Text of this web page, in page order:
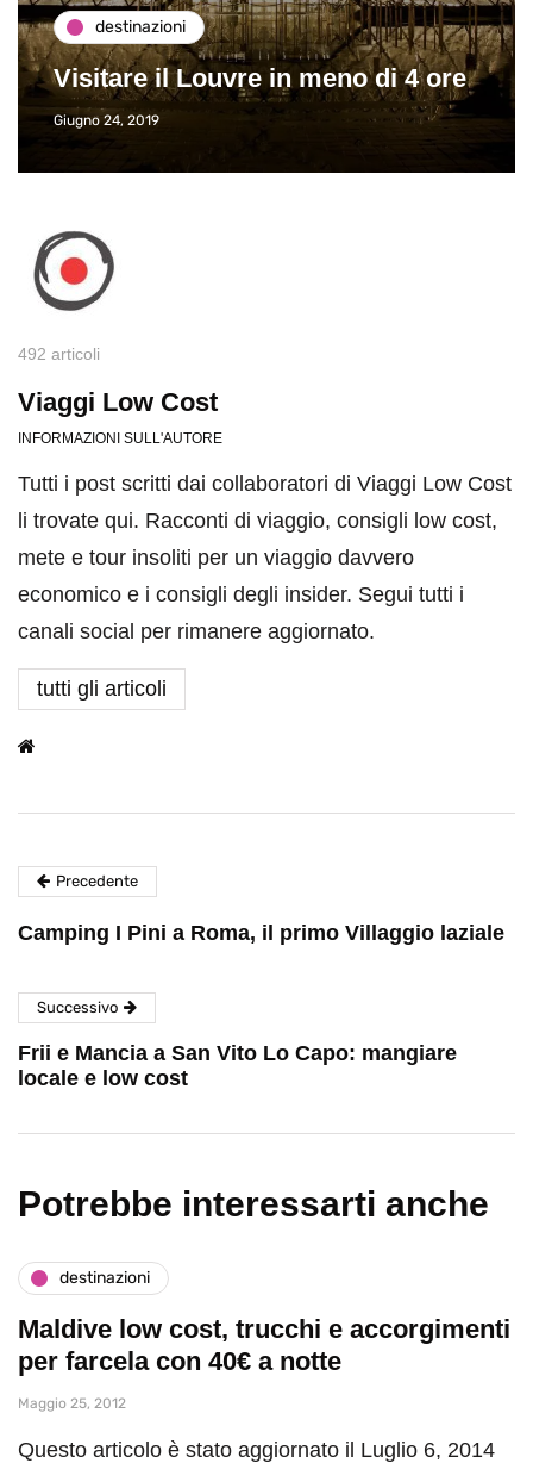
destinazioni
Visitare il Louvre in meno di 4 ore
Giugno 24, 2019
492 articoli
Viaggi Low Cost
INFORMAZIONI SULL'AUTORE
Tutti i post scritti dai collaboratori di Viaggi Low Cost
li trovate qui. Racconti di viaggio, consigli low cost,
mete e tour insoliti per un viaggio davvero
economico e i consigli degli insider. Segui tutti i
canali social per rimanere aggiornato.
tutti gli articoli
Precedente
Camping I Pini a Roma, il primo Villaggio laziale
Successivo
Frii e Mancia a San Vito Lo Capo: mangiare
locale e low cost
Potrebbe interessarti anche
destinazioni
Maldive low cost, trucchi e accorgimenti
per farcela con 40€ a notte
Maggio 25, 2012
Questo articolo è stato aggiornato il Luglio 6, 2014